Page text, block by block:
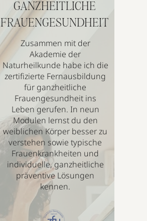
GANZHEITLICHE
FRAUENGESUNDHEIT
Zusammen mit der
Akademie der
Naturheilkunde habe ich die
zertifizierte Fernausbildung
für ganzheitliche
Frauengesundheit ins
Leben gerufen. In neun
Modulen lernst du den
weiblichen Körper besser zu
verstehen sowie typische
Frauenkrankheiten und
individuelle, ganzheitliche
präventive Lösungen
kennen.